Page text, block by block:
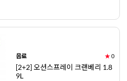
음료 ★0
[2+2] 오션스프레이 크랜베리 1.8
9L